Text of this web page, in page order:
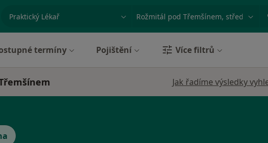
specializace, nemoc nebo příjmení Město nebo region
termíny Pojištění Více filtrů
Jak řadíme výsledky